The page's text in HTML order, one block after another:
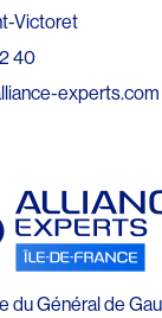
Victoret
40
experts.com
du Général de